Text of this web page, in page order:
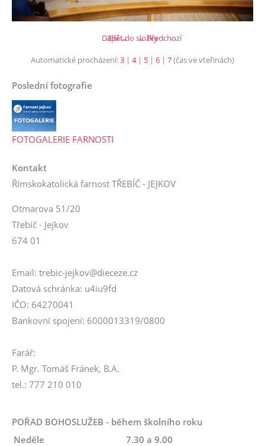
← Předchozí
Další →
Zpět do složky
Automatické procházení:3 | 4| 5 | 6 | 7(čas ve vteřinách)
Poslední fotografie
FOTOGALERIE FARNOSTI
Kontakt
Římskokatolická farnost TŘEBÍČ - JEJKOV
Otmarova 51/20
Třebíč - Jejkov
674 01
Email: trebic-jejkov@dieceze.cz
Datová schránka: u4iu9fd
IČO: 64270041
Bankovní spojení: 6000013319/0800
Farář:
P. Mgr. Tomáš Fránek, B.A.
tel.: 777 210 010
POŘAD BOHOSLUŽEB - během školního roku
Neděle
7.30 a 9.00